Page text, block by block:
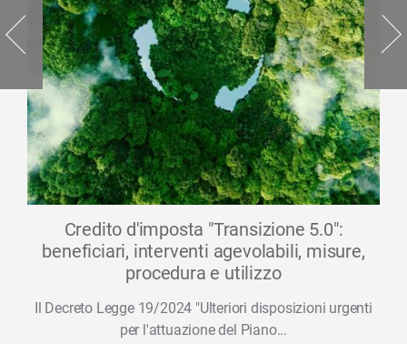
Credito d'imposta "Transizione 5.0":
beneficiari, interventi agevolabili, misure,
procedura e utilizzo
Il Decreto Legge 19/2024 "Ulteriori disposizioni urgenti
per l'attuazione del Piano...